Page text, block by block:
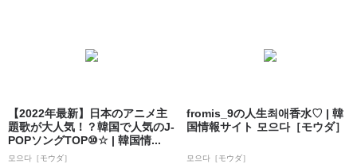
【2022年最新】日本のアニメ主
題歌が大人気！？韓国で人気のJ-
POPソングTOP⑩☆ | 韓国情...
모으다［モウダ］
fromis_9の人生최애香水♡ | 韓
国情報サイト 모으다［モウダ］
모으다［モウダ］